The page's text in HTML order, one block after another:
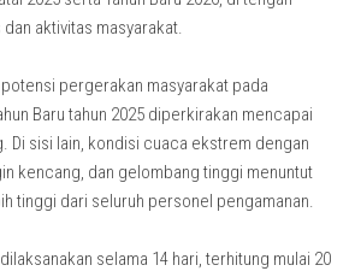
aktivitas masyarakat.
pergerakan masyarakat pada
Baru tahun 2025 diperkirakan mencapai
Di sisi lain, kondisi cuaca ekstrem dengan
kencang, dan gelombang tinggi menuntut
tinggi dari seluruh personel pengamanan.
selama 14 hari, terhitung mulai 20